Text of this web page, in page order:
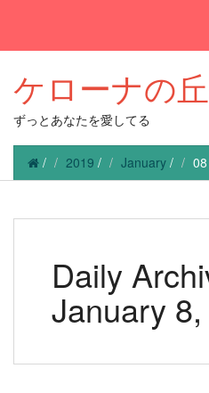
ケローナの
ずっとあなたを愛してる
/ 2019 / January / 08
Daily
January